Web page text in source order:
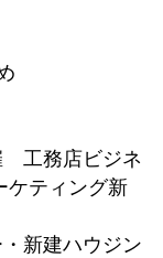
工務店ビジネ
ケティング新
新建ハウジン